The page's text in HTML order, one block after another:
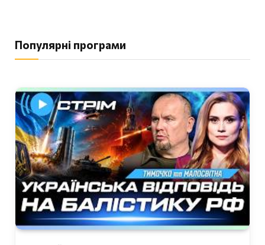
Популярні програми